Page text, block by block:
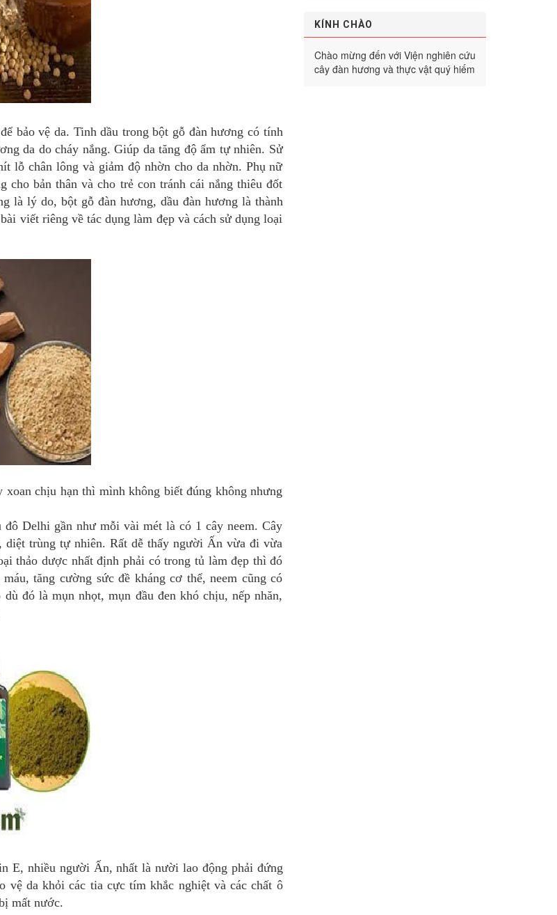
bảo vệ da. Tinh dầu trong bột gỗ đàn hương có tính
da do cháy nắng. Giúp da tăng độ ẩm tự nhiên. Sử
lỗ chân lông và giảm độ nhờn cho da nhờn. Phụ nữ
cho bản thân và cho trẻ con tránh cái nắng thiêu đốt
là lý do, bột gỗ đàn hương, dầu đàn hương là thành
viết riêng về tác dụng làm đẹp và cách sử dụng loại
chịu hạn thì mình không biết đúng không nhưng
Delhi gần như mỗi vài mét là có 1 cây neem. Cây
diệt trùng tự nhiên. Rất dễ thấy người Ấn vừa đi vừa
thảo dược nhất định phải có trong tủ làm đẹp thì đó
tăng cường sức đề kháng cơ thể, neem cũng có
đó là mụn nhọt, mụn đầu đen khó chịu, nếp nhăn,
E, nhiều người Ấn, nhất là nười lao động phải đứng
vệ da khỏi các tia cực tím khắc nghiệt và các chất ô
mất nước.
KÍNH CHÀO
Chào mừng đến với Viện nghiên cứu
cây đàn hương và thực vật quý hiếm